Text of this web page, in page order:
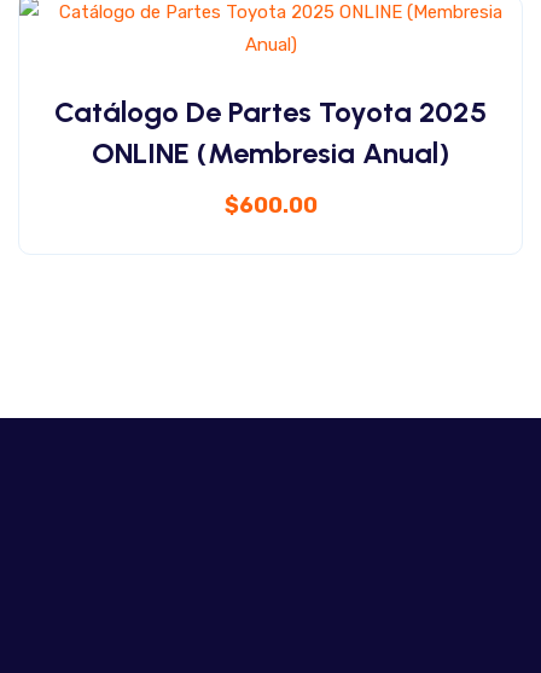
Catálogo De Partes Toyota 2025
ONLINE (Membresia Anual)
$600.00